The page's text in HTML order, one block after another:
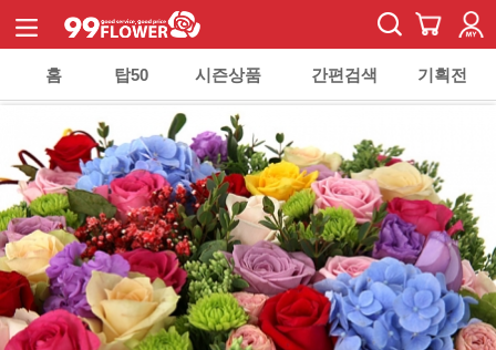
홈 탑50 시즌상품 간편검색 기획전